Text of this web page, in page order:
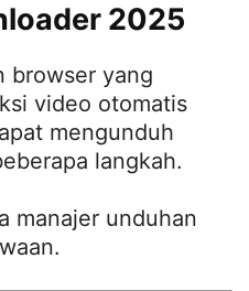
2025
browser yang
video otomatis
mengunduh
langkah.
manajer unduhan